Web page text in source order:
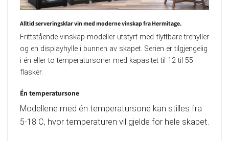
Alltid serveringsklar vin med moderne vinskap fra Hermitage.
Frittstående vinskap-modeller utstyrt med flyttbare trehyller
og en displayhylle i bunnen av skapet. Serien er tilgjengelig
i én eller to temperatursoner med kapasitet til 12 til 55
flasker.
Én temperatursone
Modellene med én temperatursone kan stilles fra
5-18 C, hvor temperaturen vil gjelde for hele skapet.